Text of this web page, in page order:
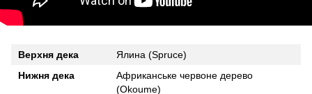
Верхня дека
Ялина (Spruce)
Нижня дека
Африканське червоне дерево
(Okoume)